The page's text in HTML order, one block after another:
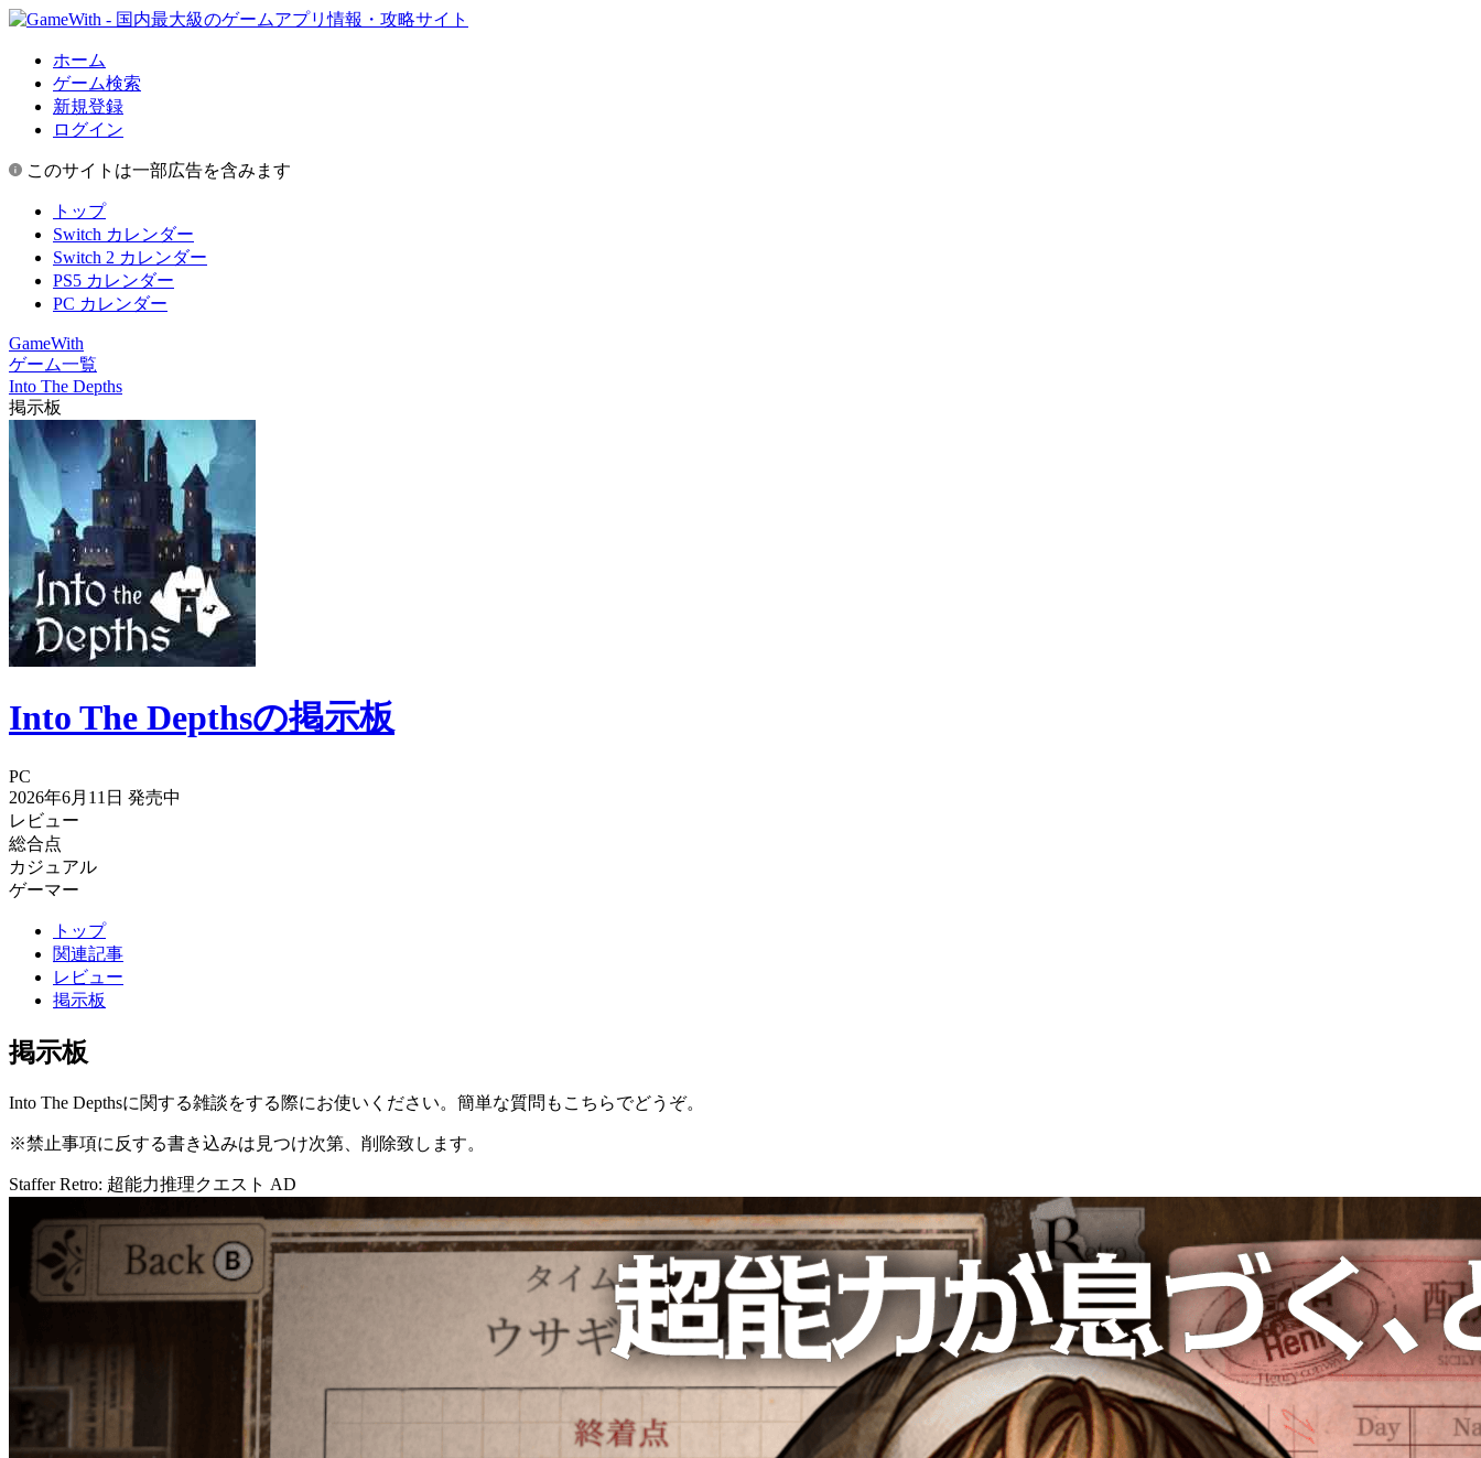
ホーム
ゲーム検索
新規登録
ログイン
このサイトは一部広告を含みます
トップ
Switch カレンダー
Switch 2 カレンダー
PS5 カレンダー
PC カレンダー
GameWith
ゲーム一覧
Into The Depths
掲示板
Into The Depthsの掲示板
PC
2026年6月11日 発売中
レビュー
総合点
カジュアル
ゲーマー
トップ
関連記事
レビュー
掲示板
掲示板
Into The Depthsに関する雑談をする際にお使いください。簡単な質問もこちらでどうぞ。
※禁止事項に反する書き込みは見つけ次第、削除致します。
Staffer Retro: 超能力推理クエスト AD